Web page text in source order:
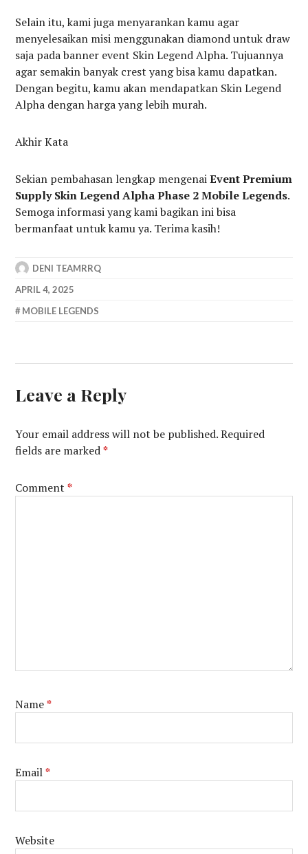
Selain itu, kami juga menyarankan kamu agar
menyelesaikan misi menggunakan diamond untuk draw
saja pada banner event Skin Legend Alpha. Tujuannya
agar semakin banyak crest yang bisa kamu dapatkan.
Dengan begitu, kamu akan mendapatkan Skin Legend
Alpha dengan harga yang lebih murah.
Akhir Kata
Sekian pembahasan lengkap mengenaiEvent Premium
Supply Skin Legend Alpha Phase 2 Mobile Legends.
Semoga informasi yang kami bagikan ini bisa
bermanfaat untuk kamu ya. Terima kasih!
DENI TEAMRRQ
APRIL 4, 2025
MOBILE LEGENDS
Leave a Reply
Your email address will not be published. Required
fields are marked*
Comment*
Name*
Email*
Website